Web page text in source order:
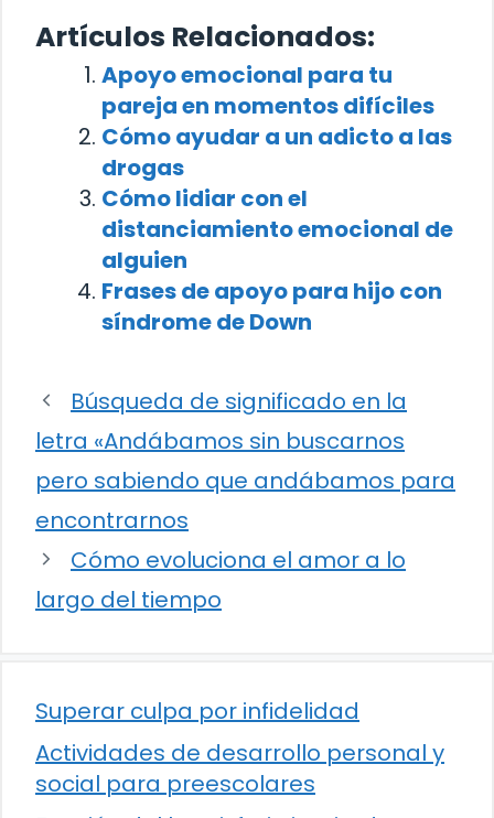
Artículos Relacionados:
Apoyo emocional para tu
pareja en momentos difíciles
Cómo ayudar a un adicto a las
drogas
Cómo lidiar con el
distanciamiento emocional de
alguien
Frases de apoyo para hijo con
síndrome de Down
Búsqueda de significado en la
letra «Andábamos sin buscarnos
pero sabiendo que andábamos para
encontrarnos
Cómo evoluciona el amor a lo
largo del tiempo
Superar culpa por infidelidad
Actividades de desarrollo personal y
social para preescolares